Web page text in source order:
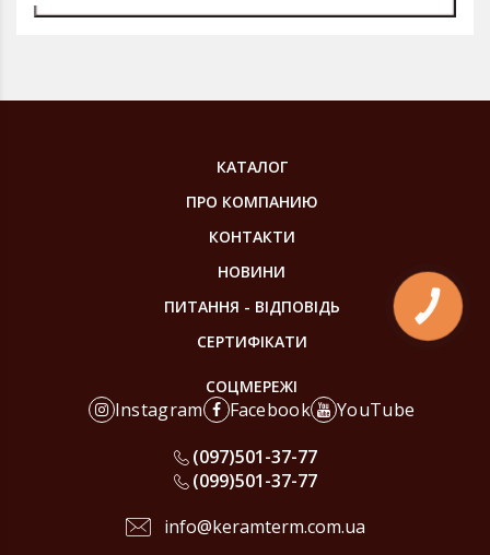
КАТАЛОГ
ПРО КОМПАНИЮ
КОНТАКТИ
НОВИНИ
ПИТАННЯ - ВІДПОВІДЬ
СЕРТИФІКАТИ
СОЦМЕРЕЖІ
Instagram Facebook YouTube
info@keramterm.com.ua
(097)501-37-77
(099)501-37-77
КНОПКА
ЗВ'ЯЗКУ